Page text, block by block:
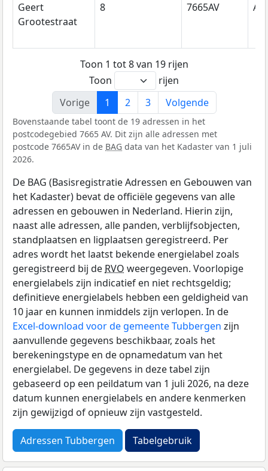
Geert
Grootestraat
8 7665AV
Toon 1 tot 8 van 19 rijen
Toon
rijen
Vorige
1 2 3 Volgende
Bovenstaande tabel toont de 19 adressen in het
postcodegebied 7665 AV. Dit zijn alle adressen met
postcode 7665AV in de BAG data van het Kadaster van 1 juli
2026.
De BAG (Basisregistratie Adressen en Gebouwen van
het Kadaster) bevat de officiële gegevens van alle
adressen en gebouwen in Nederland. Hierin zijn,
naast alle adressen, alle panden, verblijfsobjecten,
standplaatsen en ligplaatsen geregistreerd. Per
adres wordt het laatst bekende energielabel zoals
geregistreerd bij de RVO weergegeven. Voorlopige
energielabels zijn indicatief en niet rechtsgeldig;
definitieve energielabels hebben een geldigheid van
10 jaar en kunnen inmiddels zijn verlopen. In de
Excel-download voor de gemeente Tubbergen zijn
aanvullende gegevens beschikbaar, zoals het
berekeningstype en de opnamedatum van het
energielabel. De gegevens in deze tabel zijn
gebaseerd op een peildatum van 1 juli 2026, na deze
datum kunnen energielabels en andere kenmerken
zijn gewijzigd of opnieuw zijn vastgesteld.
Adressen Tubbergen Tabelgebruik